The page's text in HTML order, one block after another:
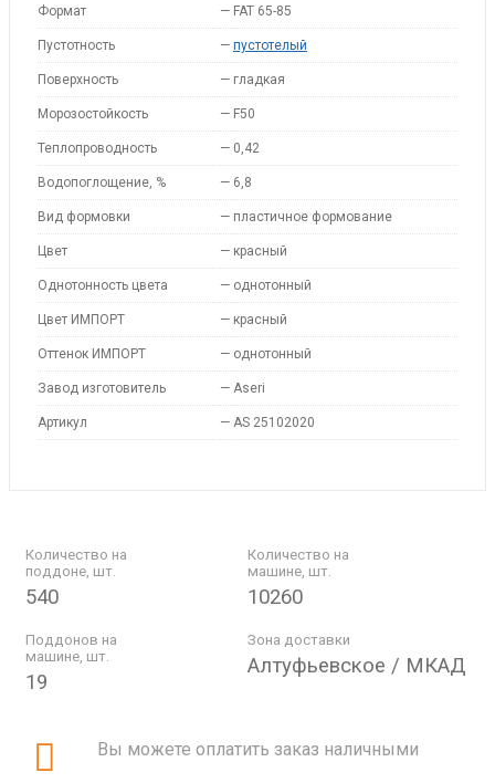
Формат — FAT 65-85
Пустотность — пустотелый
Поверхность — гладкая
Морозостойкость — F50
Теплопроводность — 0,42
Водопоглощение, % — 6,8
Вид формовки — пластичное формование
Цвет — красный
Однотонность цвета — однотонный
Цвет ИМПОРТ — красный
Оттенок ИМПОРТ — однотонный
Завод изготовитель — Aseri
Артикул — AS 25102020
Количество на
поддоне, шт.
540
Количество на
машине, шт.
10260
Поддонов на
машине, шт.
19
Зона доставки
Алтуфьевское / МКАД
Вы можете оплатить заказ наличными